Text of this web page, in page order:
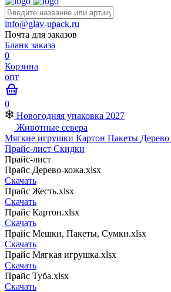
info@glav-upack.ru
Почта для заказов
Бланк заказа
0
Корзина
опт
0
Новогодняя упаковка 2027
Животные севера
Мягкие игрушки Картон Пакеты Дерево
Прайс-лист Скидки
Прайс-лист
Прайс Дерево-кожа.xlsx
Скачать
Прайс Жесть.xlsx
Скачать
Прайс Картон.xlsx
Скачать
Прайс Мешки, Пакеты, Сумки.xlsx
Скачать
Прайс Мягкая игрушка.xlsx
Скачать
Прайс Туба.xlsx
Скачать